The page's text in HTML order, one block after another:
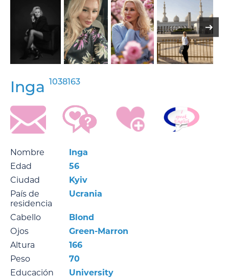
Inga 1038163
Nombre
Inga
Edad
56
Ciudad
Kyiv
País de
residencia
Ucrania
Cabello
Blond
Ojos
Green-Marron
Altura
166
Peso
70
Educación
University